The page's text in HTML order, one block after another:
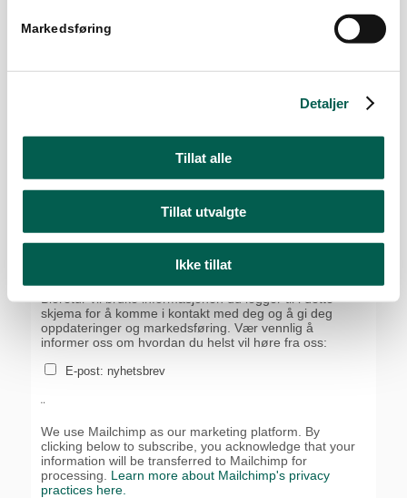
samsvar med
Googles retningslinjer for personvern.
Markedsføring
Detaljer
Tillat alle
Tillat utvalgte
Ikke tillat
Bioretur vil bruke informasjonen du legger til i dette
skjema for å komme i kontakt med deg og å gi deg
oppdateringer og markedsføring. Vær vennlig å
informer oss om hvordan du helst vil høre fra oss:
E-post: nyhetsbrev
¨
We use Mailchimp as our marketing platform. By
clicking below to subscribe, you acknowledge that your
information will be transferred to Mailchimp for
processing. Learn more about Mailchimp's privacy
practices here.